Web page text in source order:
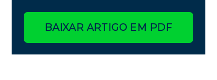
BAIXAR ARTIGO EM PDF